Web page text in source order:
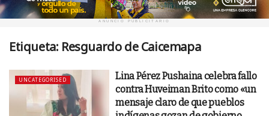
ANUNCIO PUBLICITARIO
Etiqueta: Resguardo de Caicemapa
UNCATEGORISED
Lina Pérez Pushaina celebra fallo
contra Huveiman Brito como «un
mensaje claro de que pueblos